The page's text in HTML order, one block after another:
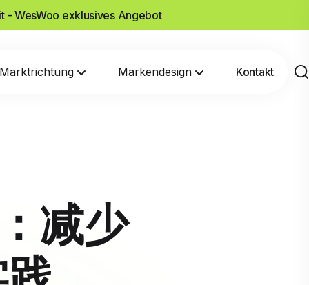
- WesWoo exklusives Angebot
Marktrichtung Markendesign Kontakt
减少